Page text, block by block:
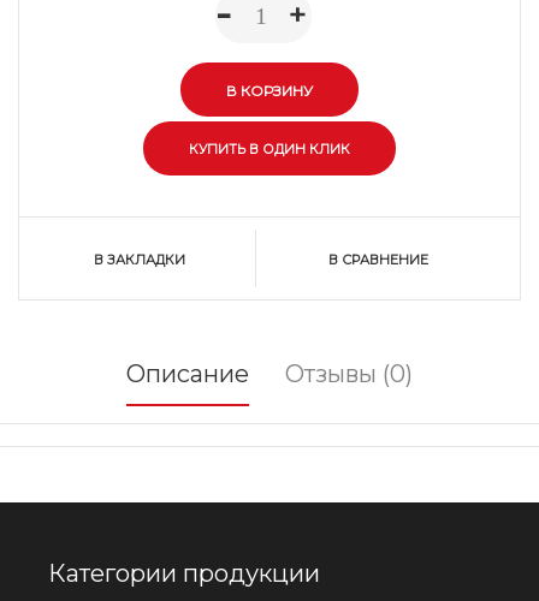
- +
В ЗАКЛАДКИ В СРАВНЕНИЕ
Описание Отзывы (0)
Категории продукции